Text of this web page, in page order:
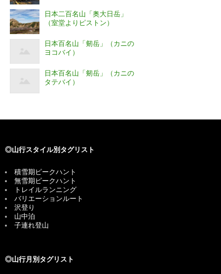
日本二百名山「奥大日岳」
（室堂よりピストン）
日本百名山「剱岳」（カニの
ヨコバイ）
日本百名山「剱岳」（カニの
タテバイ）
◎山行スタイル別タグリスト
積雪期ピークハント
無雪期ピークハント
トレイルランニング
バリエーションルート
沢登り
山中泊
子連れ登山
◎山行月別タグリスト